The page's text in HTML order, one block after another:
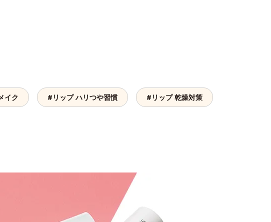
イク #リップ ハリつや習慣 #リップ 乾燥対策